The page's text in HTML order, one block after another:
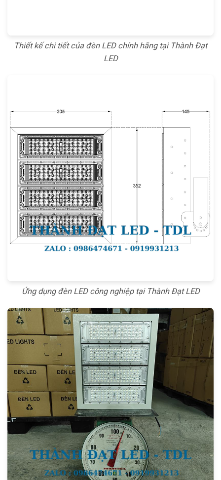
Thiết kế chi tiết của đèn LED chính hãng tại Thành Đạt
LED
Ứng dụng đèn LED công nghiệp tại Thành Đạt LED